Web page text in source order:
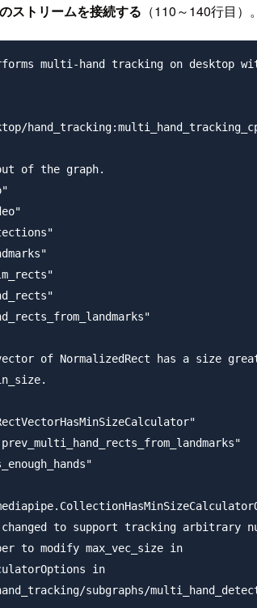
ストリームを接続する （110～140行目）。
multi-hand tracking on desktop
of the graph.
of NormalizedRect has a size
to support tracking arbitrary
to modify max_vec_size in
in
subgraphs/